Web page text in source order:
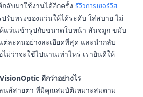
ลับมาใช้งานได้อีกครั้ง รีวิวการเซอร์วิส
รับทรงของแว่นให้ได้ระดับ ใส่สบาย ไม่
แว่นเข้ารูปกับขนาดใบหน้า สันจมูก ขมับ
ต่ละคนอย่างละเอียดที่สุด และนำกลับ
ม่ว่าจะใช้ไปนานเท่าไหร่ เรายินดีให้
ดีกว่าอย่างไร
ลนส์สายตา ที่มีคุณสมบัติเหมาะสมตาม